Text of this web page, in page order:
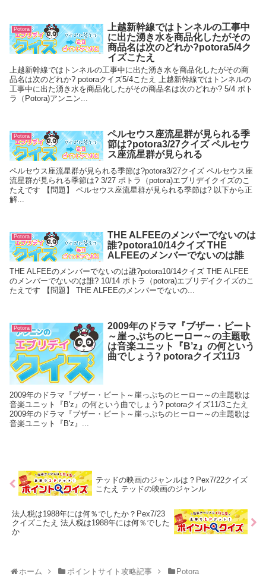
Potora
上越新幹線ではトンネルの工事中
に出た湧き水を商品化したがその
商品名は次のどれか?potora5/4ク
イズこたえ
上越新幹線ではトンネルの工事中に出た湧き水を商品化したがその商
品名は次のどれか? potoraクイズ5/4こたえ 上越新幹線ではトンネルの
工事中に出た湧き水を商品化したがその商品名は次のどれか? 5/4 ポト
ラ（Potora)アンニン...
Potora
ペルセウス座流星群が見られる季
節は?potora3/27クイズ ペルセウ
ス座流星群が見られる
ペルセウス座流星群が見られる季節は?potora3/27クイズ ペルセウス座
流星群が見られる季節は? 3/27 ポトラ（potora)エブリデイクイズのこ
たえです 【問題】 ペルセウス座流星群が見られる季節は? 以下から正
解...
Potora
THE ALFEEのメンバーでないのは
誰?potora10/14クイズ THE
ALFEEのメンバーでないのは誰
THE ALFEEのメンバーでないのは誰?potora10/14クイズ THE ALFEE
のメンバーでないのは誰? 10/14 ポトラ（potora)エブリデイクイズのこ
たえです 【問題】 THE ALFEEのメンバーでないの...
Potora
2009年のドラマ『ブザー・ビート
～崖っぷちのヒーロー～の主題歌
は音楽ユニット『B’z』の何という
曲でしょう? potoraクイズ11/3
2009年のドラマ『ブザー・ビート～崖っぷちのヒーロー～の主題歌は
音楽ユニット『B'z』の何という曲でしょう? potoraクイズ11/3こたえ
2009年のドラマ『ブザー・ビート～崖っぷちのヒーロー～の主題歌は
音楽ユニット『B'z』...
テッドの映画のジャンルは？Pex7/22クイズ
こたえ テッドの映画のジャンル
法人税は1988年には何％でしたか？Pex7/23
クイズこたえ 法人税は1988年には何％でした
か
ホーム ポイントサイト攻略記事 Potora